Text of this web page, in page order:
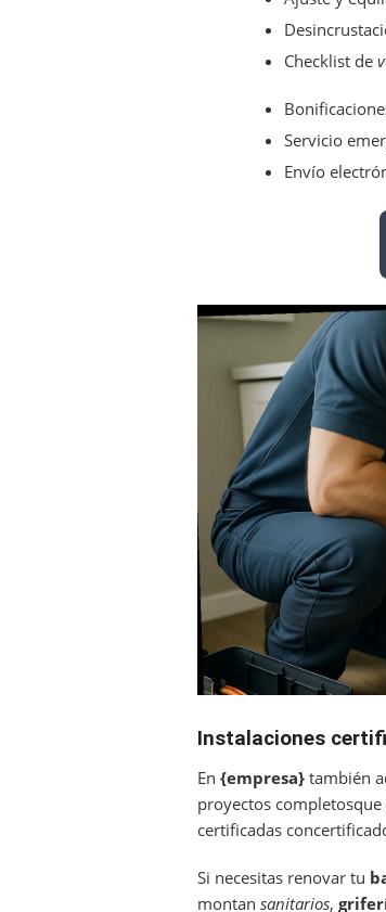
Checklist de
Servicio
Envío
Instalaciones
En {empresa} también
proyectos
certificadas
Si necesitas renovar tu
montan sanitarios,